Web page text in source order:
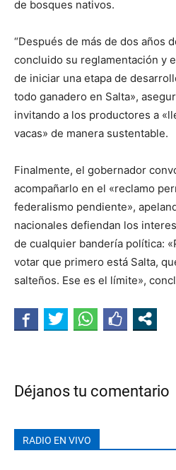
de bosques nativos.
“Después de más de dos años
concluido su reglamentación y
de iniciar una etapa de
todo ganadero en Salta»,
invitando a los productores a
vacas» de manera sustentable.
Finalmente, el gobernador
acompañarlo en el «reclamo
federalismo pendiente»,
nacionales defiendan los
de cualquier bandería política:
votar que primero está Salta,
salteños. Ese es el límite»,
Déjanos tu comentario
RADIO EN VIVO